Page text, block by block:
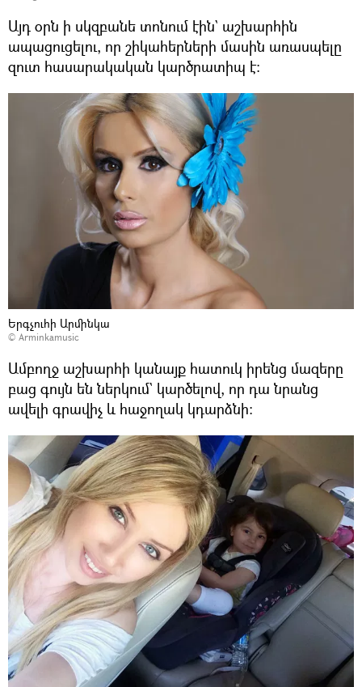
Այդ օրն ի սկզբանե տոնում էին` աշխարհին
ապացուցելու, որ շիկահերների մասին առասպելը
զուտ հասարակական կարծրատիպ է։
Երգչուհի Արմինկա
© Arminkamusic
Ամբողջ աշխարհի կանայք հատուկ իրենց մազերը
բաց գույն են ներկում` կարծելով, որ դա նրանց
ավելի գրավիչ և հաջողակ կդարձնի։